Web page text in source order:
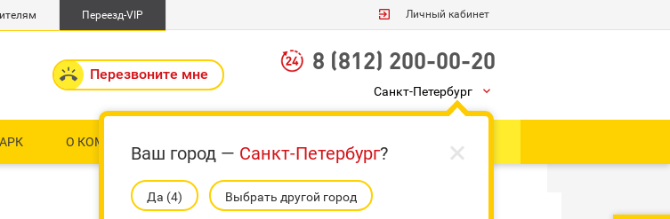
8 (812) 200-00-20
О КОМПАНИИ
 Личный кабинет
 Перезвоните мне
Переезд-VIP
Санкт-Петербург 
Ваш город — Санкт-Петербург?
Да (3) Выбрать другой город